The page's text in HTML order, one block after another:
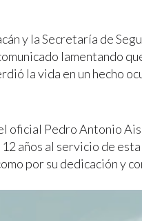
y la Secretaría de
lamentando
la vida en un hecho
oficial Pedro Antonio
años al servicio de
por su dedicación y